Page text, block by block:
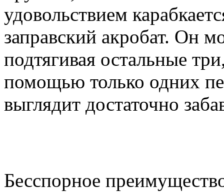
удовольствием
заправский акробат. Он
подтягивая остальные
помощью только одних
выглядит достаточно
Бесспорное